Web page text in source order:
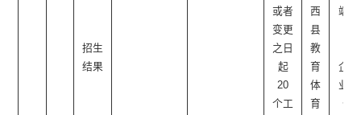
招生
结果
或者
变更
之日
起
20
个工
西
县
教
育
体
育
端、
企事
业单
位/